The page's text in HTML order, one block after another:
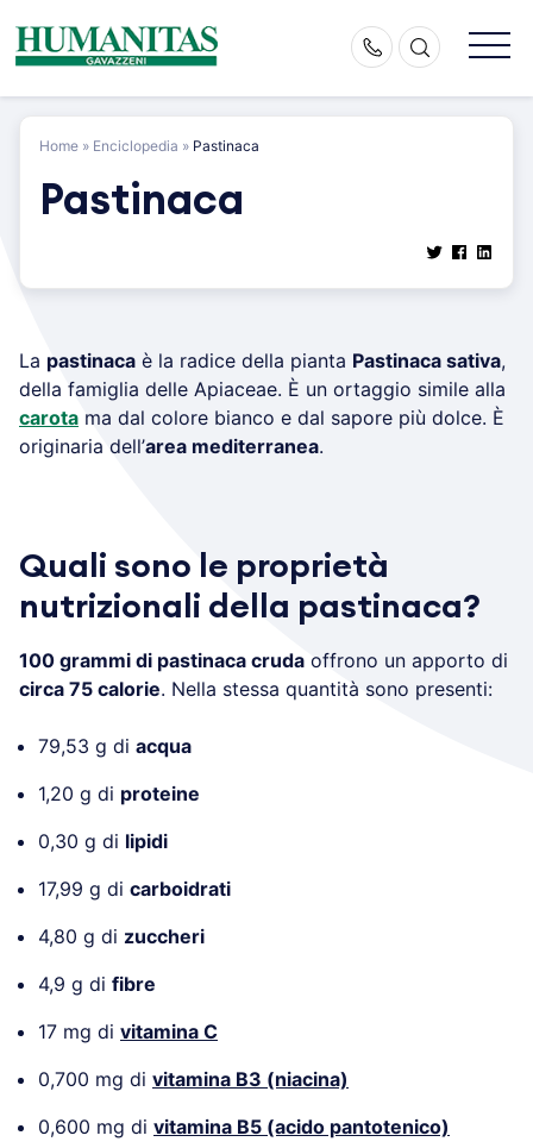
content
Home » Enciclopedia » Pastinaca
Pastinaca
La pastinaca è la radice della pianta Pastinaca sativa,
della famiglia delle Apiaceae. È un ortaggio simile alla
carota ma dal colore bianco e dal sapore più dolce. È
originaria dell’area mediterranea.
Quali sono le proprietà
nutrizionali della pastinaca?
100 grammi di pastinaca cruda offrono un apporto di
circa 75 calorie. Nella stessa quantità sono presenti:
79,53 g di acqua
1,20 g di proteine
0,30 g di lipidi
17,99 g di carboidrati
4,80 g di zuccheri
4,9 g di fibre
17 mg di vitamina C
0,700 mg di vitamina B3 (niacina)
0,600 mg di vitamina B5 (acido pantotenico)